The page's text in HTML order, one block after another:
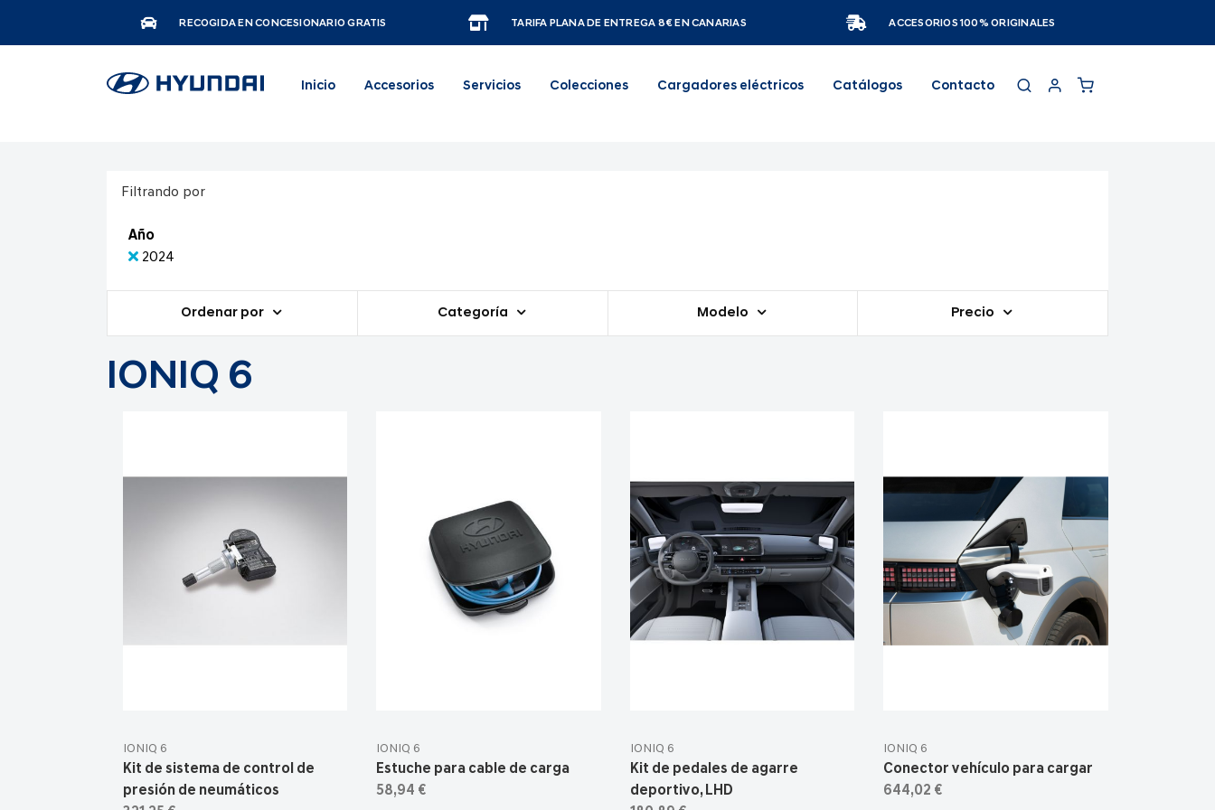
RECOGIDA EN CONCESIONARIO GRATIS TARIFA PLANA DE ENTREGA 8€ EN CANARIAS ACCESORIOS 100% ORIGINALES
Inicio Accesorios Servicios Colecciones Cargadores eléctricos Catálogos Contacto
Filtrando por
Año
2024
Ordenar por Categoría Modelo Precio
IONIQ 6
IONIQ 6
Kit de sistema de control de
presión de neumáticos
IONIQ 6
Estuche para cable de carga
58,94 €
IONIQ 6
Kit de pedales de agarre
deportivo, LHD
IONIQ 6
Conector vehículo para cargar
644,02 €